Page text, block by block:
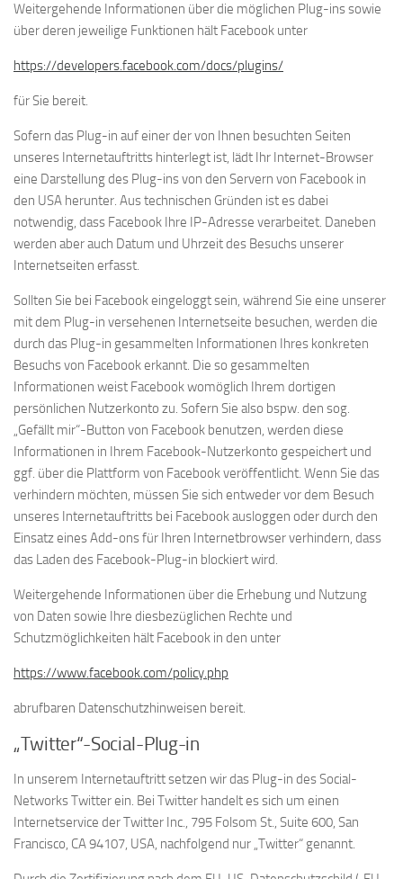
Weitergehende Informationen über die möglichen Plug-ins sowie
über deren jeweilige Funktionen hält Facebook unter
https://developers.facebook.com/docs/plugins/
für Sie bereit.
Sofern das Plug-in auf einer der von Ihnen besuchten Seiten
unseres Internetauftritts hinterlegt ist, lädt Ihr Internet-Browser
eine Darstellung des Plug-ins von den Servern von Facebook in
den USA herunter. Aus technischen Gründen ist es dabei
notwendig, dass Facebook Ihre IP-Adresse verarbeitet. Daneben
werden aber auch Datum und Uhrzeit des Besuchs unserer
Internetseiten erfasst.
Sollten Sie bei Facebook eingeloggt sein, während Sie eine unserer
mit dem Plug-in versehenen Internetseite besuchen, werden die
durch das Plug-in gesammelten Informationen Ihres konkreten
Besuchs von Facebook erkannt. Die so gesammelten
Informationen weist Facebook womöglich Ihrem dortigen
persönlichen Nutzerkonto zu. Sofern Sie also bspw. den sog.
„Gefällt mir“-Button von Facebook benutzen, werden diese
Informationen in Ihrem Facebook-Nutzerkonto gespeichert und
ggf. über die Plattform von Facebook veröffentlicht. Wenn Sie das
verhindern möchten, müssen Sie sich entweder vor dem Besuch
unseres Internetauftritts bei Facebook ausloggen oder durch den
Einsatz eines Add-ons für Ihren Internetbrowser verhindern, dass
das Laden des Facebook-Plug-in blockiert wird.
Weitergehende Informationen über die Erhebung und Nutzung
von Daten sowie Ihre diesbezüglichen Rechte und
Schutzmöglichkeiten hält Facebook in den unter
https://www.facebook.com/policy.php
abrufbaren Datenschutzhinweisen bereit.
„Twitter“-Social-Plug-in
In unserem Internetauftritt setzen wir das Plug-in des Social-
Networks Twitter ein. Bei Twitter handelt es sich um einen
Internetservice der Twitter Inc., 795 Folsom St., Suite 600, San
Francisco, CA 94107, USA, nachfolgend nur „Twitter“ genannt.